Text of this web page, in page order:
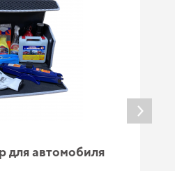
для автомобиля